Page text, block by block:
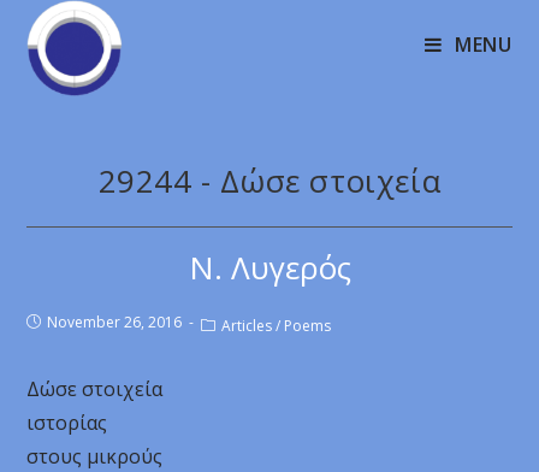
MENU
29244 - Δώσε στοιχεία
Ν. Λυγερός
November 26, 2016 Articles / Poems
Δώσε στοιχεία
ιστορίας
στους μικρούς